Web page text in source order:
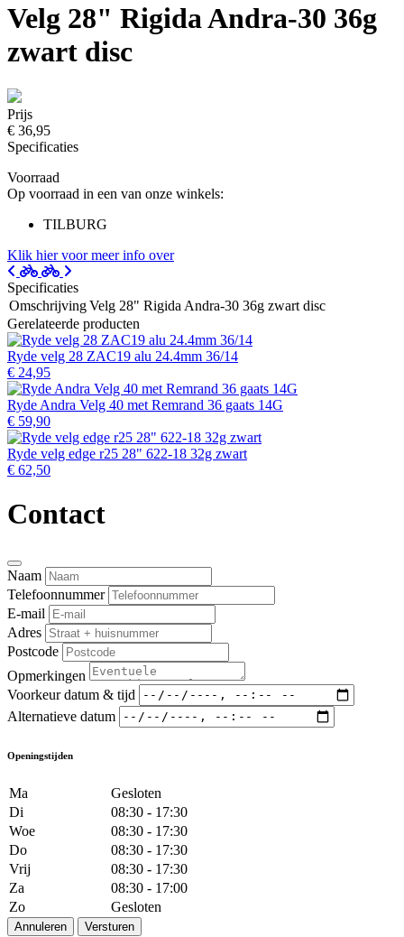
Velg 28" Rigida Andra-30 36g
zwart disc
Prijs
€ 36,95
Specificaties
Voorraad
Op voorraad in een van onze winkels:
TILBURG
Klik hier voor meer info over
Specificaties
OmschrijvingVelg 28" Rigida Andra-30 36g zwart disc
Gerelateerde producten
Ryde velg 28 ZAC19 alu 24.4mm 36/14
€ 24,95
Ryde Andra Velg 40 met Remrand 36 gaats 14G
€ 59,90
Ryde velg edge r25 28" 622-18 32g zwart
€ 62,50
Contact
Naam
Telefoonnummer
E-mail
Adres
Postcode
Opmerkingen
Voorkeur datum & tijd
Alternatieve datum
Openingstijden
Ma
Gesloten
Di
08:30 - 17:30
Woe
08:30 - 17:30
Do
08:30 - 17:30
Vrij
08:30 - 17:30
Za
08:30 - 17:00
Zo
Gesloten
Annuleren Versturen